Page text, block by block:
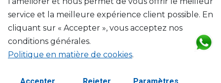
$360
service et la meilleure expérience client possible. En
cliquant sur « Accepter », vous acceptez nos
conditions générales.
Politique en matière de cookies.